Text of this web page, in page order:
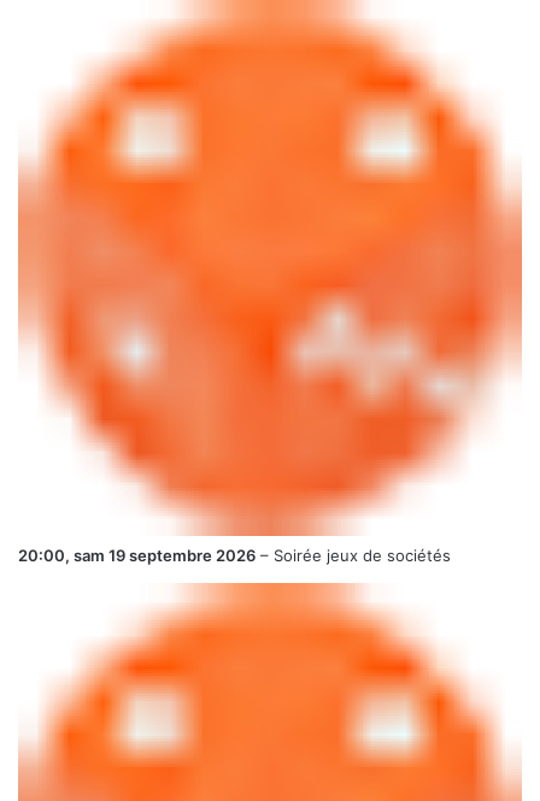
20:00, sam 19 septembre 2026 – Soirée jeux de sociétés